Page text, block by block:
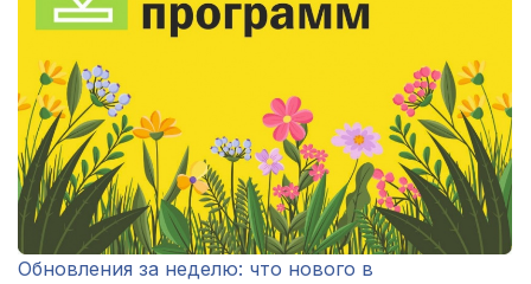
Обновления за неделю: что нового в